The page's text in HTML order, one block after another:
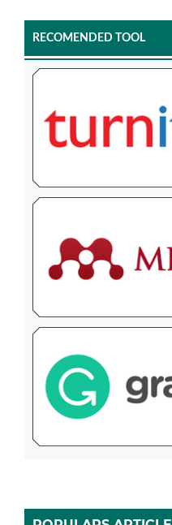
RECOMENDED TOOL